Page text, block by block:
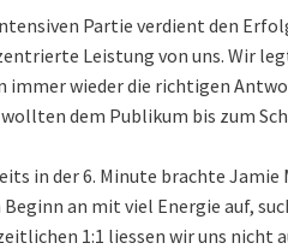
Partie verdient den
Leistung von uns. Wir
wieder die richtigen
dem Publikum bis zum
in der 6. Minute brachte
an mit viel Energie auf,
1:1 liessen wir uns nicht